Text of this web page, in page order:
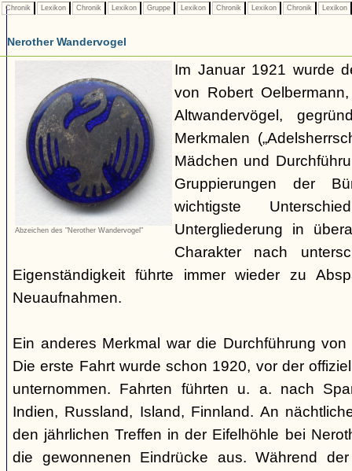
Chronik Lexikon Chronik Lexikon Gruppe Lexikon Chronik Lexikon Chronik Lexikon
Nerother Wandervogel
Abzeichen des "Nerother Wandervogel"
Im Januar 1921 wurde
von Robert
Altwandervögel,
Merkmalen
Mädchen und
Gruppierungen der
wichtigste
Untergliederung in
Charakter nach
Eigenständigkeit führte immer wieder zu
Neuaufnahmen.
Ein anderes Merkmal war die Durchführung
Die erste Fahrt wurde schon 1920, vor der
unternommen. Fahrten führten u. a. nach
Indien, Russland, Island, Finnland. An
den jährlichen Treffen in der Eifelhöhle bei
die gewonnenen Eindrücke aus. Während